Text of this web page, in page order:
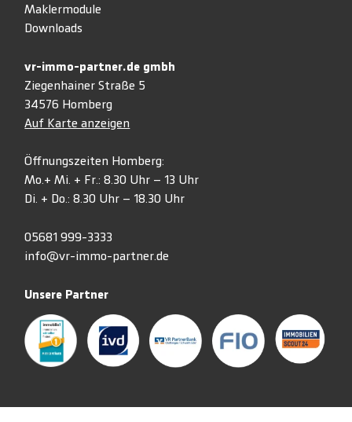
Maklermodule
Downloads
vr-immo-partner.de gmbh
Ziegenhainer Straße 5
34576 Homberg
Auf Karte anzeigen
Öffnungszeiten Homberg:
Mo.+ Mi. + Fr.: 8.30 Uhr – 13 Uhr
Di. + Do.: 8.30 Uhr – 18.30 Uhr
05681 999-3333
info@vr-immo-partner.de
Unsere Partner